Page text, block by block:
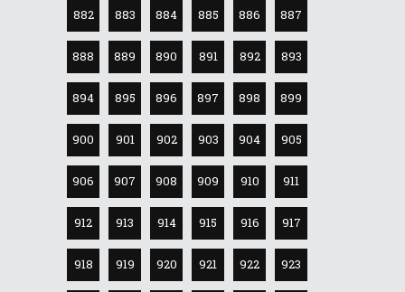
882 883 884 885 886 887
888 889 890 891 892 893
894 895 896 897 898 899
900 901 902 903 904 905
906 907 908 909 910 911
912 913 914 915 916 917
918 919 920 921 922 923